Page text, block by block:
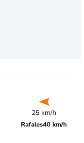
25 km/h
Rafales40 km/h